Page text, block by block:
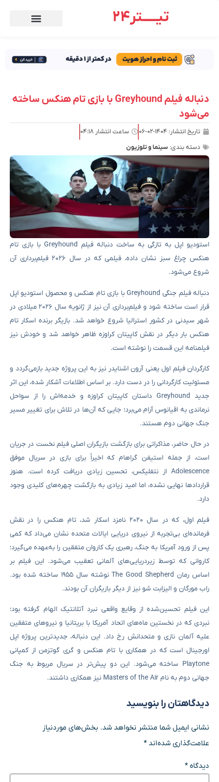
تیـــــتر24
دنباله فیلم Greyhound با بازی تام هنکس ساخته
می‌شود
تاریخ انتشار: ۱۴۰۴-۰۲-۰۶ ساعت انتشار ۰۴:۱۸
دسته بندی: سینما و تلوزیون
استودیو اپل به تازگی به ساخت دنباله فیلم Greyhound با بازی تام
هنکس چراغ سبز نشان داده، فیلمی که در سال ۲۰۲۶ فیلم‌برداری آن
شروع می‌شود.
دنباله فیلم جنگی Greyhound با بازی تام هنکس و محصول استودیو اپل
قرار است ساخته شود و فیلم‌برداری آن نیز از ژانویه سال ۲۰۲۶ میلادی در
شهر سیدنی در کشور استرالیا شروع خواهد شد. بازیگر برنده اسکار تام
هنکس بار دیگر در نقش کاپیتان کراوزه ظاهر خواهد شد و خودش نیز
فیلمنامه این قسمت را نوشته است.
کارگردان فیلم اول یعنی آرون اشنایدر نیز به این پروژه جدید بازمی‌گردد و
مسئولیت کارگردانی را در دست دارد. بر اساس اطلاعات آشکار شده، این اثر
جدید Greyhound داستان کاپیتان کراوزه و خدمه‌اش را از سواحل
نرماندی به اقیانوس آرام می‌برد؛ جایی که آن‌ها در تلاش برای تغییر مسیر
جنگ جهانی دوم هستند.
در حال حاضر، مذاکراتی برای بازگشت بازیگران اصلی فیلم نخست در جریان
است، از جمله استیفن گراهام که اخیراً برای بازی در سریال موفق
Adolescence از نتفلیکس، تحسین زیادی دریافت کرده است. هنوز
قراردادها نهایی نشده، اما امید زیادی به بازگشت چهره‌های کلیدی وجود
دارد.
فیلم اول، که در سال ۲۰۲۰ نامزد اسکار شد، تام هنکس را در نقش
فرمانده‌ای بی‌تجربه از نیروی دریایی ایالات متحده نشان می‌داد که کمی
پس از ورود آمریکا به جنگ، رهبری یک کاروان متفقین را به‌عهده می‌گیرد؛
کاروانی که توسط زیردریایی‌های آلمانی تعقیب می‌شود. این فیلم بر
اساس رمان The Good Shepherd نوشته سال ۱۹۵۵ ساخته شده بود.
راب مورگان و الیزابت شو نیز از دیگر بازیگران آن بودند.
این فیلم تحسین‌شده از وقایع واقعی نبرد آتلانتیک الهام گرفته بود؛
نبردی که در نخستین ماه‌های اتحاد آمریکا با بریتانیا و نیروهای متفقین
علیه آلمان نازی و متحدانش رخ داد. این دنباله، جدیدترین پروژه اپل
اورجینال است که در همکاری با تام هنکس و گری گوتزمن از کمپانی
Playtone ساخته می‌شود. این دو پیش‌تر در سریال مربوط به جنگ
جهانی دوم به نام Masters of the Air نیز همکاری داشتند.
دیدگاهتان را بنویسید
نشانی ایمیل شما منتشر نخواهد شد. بخش‌های موردنیاز
علامت‌گذاری شده‌اند*
دیدگاه*